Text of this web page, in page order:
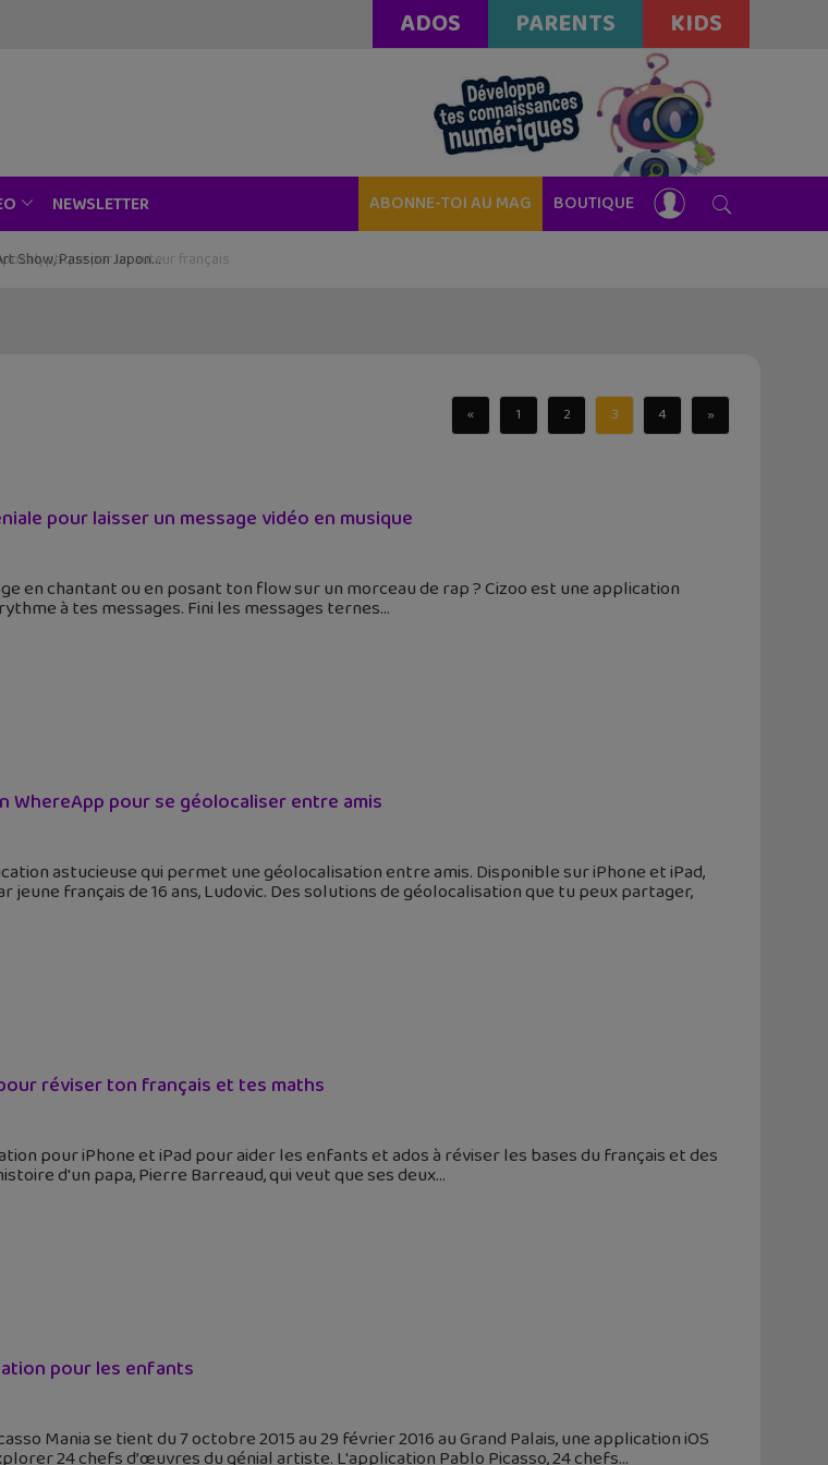
ADOS PARENTS KIDS
NEWSLETTER ABONNE-TOI AU MAG BOUTIQUE
Show, Passion Japon…
« 1 2 3 4 »
pour laisser un message vidéo en musique
en chantant ou en posant ton flow sur un morceau de rap ? Cizoo est une application
à tes messages. Fini les messages ternes
WhereApp pour se géolocaliser entre amis
astucieuse qui permet une géolocalisation entre amis. Disponible sur iPhone et iPad,
jeune français de 16 ans, Ludovic. Des solutions de géolocalisation que tu peux partager,
pour réviser ton français et tes maths
pour iPhone et iPad pour aider les enfants et ados à réviser les bases du français et des
d'un papa, Pierre Barreaud, qui veut que ses deux
pour les enfants
Mania se tient du 7 octobre 2015 au 29 février 2016 au Grand Palais, une application iOS
24 chefs d’œuvres du génial artiste. L'application Pablo Picasso, 24 chefs